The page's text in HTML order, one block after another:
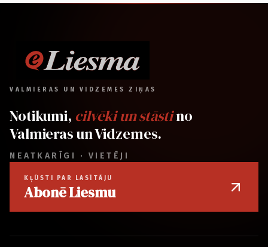
VALMIERAS UN VIDZEMES ZIŅAS
Notikumi, cilvēki un stāstino
Valmieras un Vidzemes.
NEATKARĪGI · VIETĒJI
KĻŪSTI PAR LASĪTĀJU
Abonē Liesmu